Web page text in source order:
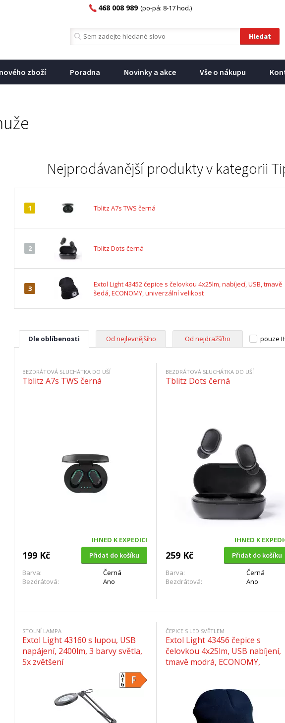
468 008 989 (po-pá: 8-17 hod.)
zboží Poradna Novinky a akce Vše o nákupu
Nejprodávanější produkty v kategorii
1 Tblitz A7s TWS černá
2 Tblitz Dots černá
3
Extol Light 43452 čepice s čelovkou 4x25lm, nabíjecí, USB, tmavě
šedá, ECONOMY, univerzální velikost
Dle oblíbenosti Od nejlevnějšího Od nejdražšího pouze
BEZDRÁTOVÁ SLUCHÁTKA DO UŠÍ
Tblitz A7s TWS černá
IHNED K EXPEDICI
199 Kč
Přidat do košíku
Barva:
Černá
Bezdrátová:
Ano
BEZDRÁTOVÁ SLUCHÁTKA DO UŠÍ
Tblitz Dots černá
IHNED K
259 Kč
Přidat do košíku
Barva:
Černá
Bezdrátová:
Ano
STOLNÍ LAMPA
Extol Light 43160 s lupou, USB
napájení, 2400lm, 3 barvy světla,
5x zvětšení
ČEPICE S LED SVĚTLEM
Extol Light 43456 čepice s
čelovkou 4x25lm, USB nabíjení,
tmavě modrá, ECONOMY,